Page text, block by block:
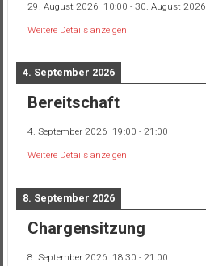
29. August 2026 10:00 - 30. August 2026
Weitere Details anzeigen
4. September 2026
Bereitschaft
4. September 2026 19:00 - 21:00
Weitere Details anzeigen
8. September 2026
Chargensitzung
8. September 2026 18:30 - 21:00